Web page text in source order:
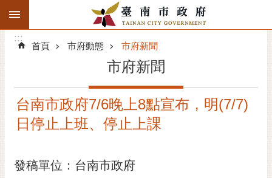
跳到主要內容區塊
搜
階
精彩府城
市府團隊
:::
:::
首頁 市府動態 市府新聞
市府新聞
台南市政府7/6晚上8點宣布，明(7/7)
日停止上班、停止上課
發稿單位：台南市政府